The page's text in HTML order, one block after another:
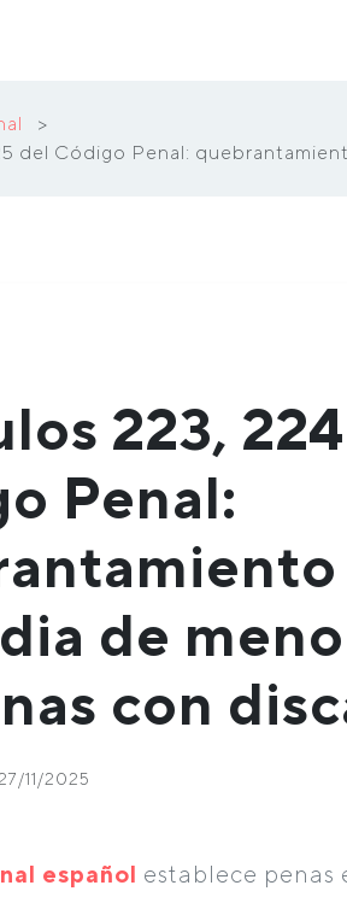
>
del Código Penal:
223,
Penal:
de
con
11/2025
español establece penas